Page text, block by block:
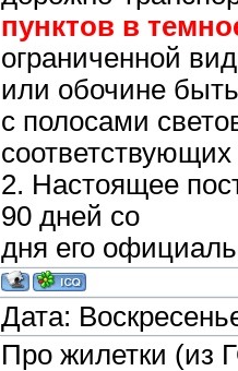
пунктов в
ограниченной
или обочине
с полосами
2. Настоящее
90 дней со
дня его
Дата:
Про жилетки (из